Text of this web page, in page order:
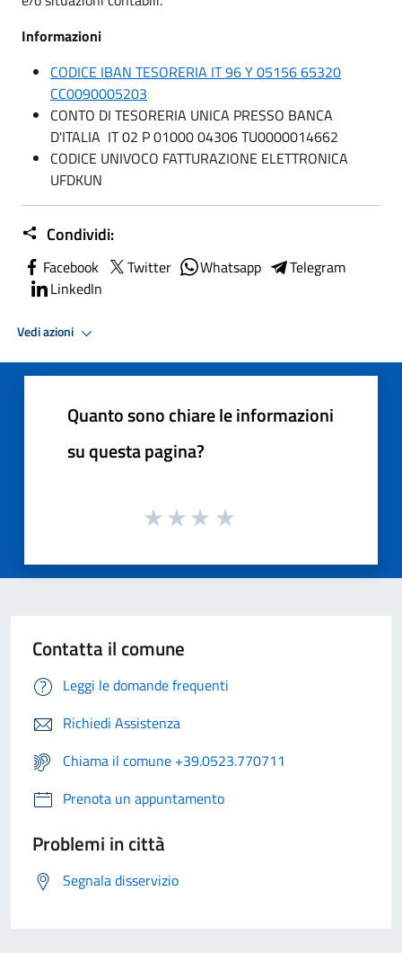
Informazioni
CODICE IBAN TESORERIA IT 96 Y 05156 65320
CC0090005203
CONTO DI TESORERIA UNICA PRESSO BANCA
D'ITALIA IT 02 P 01000 04306 TU0000014662
CODICE UNIVOCO FATTURAZIONE ELETTRONICA
UFDKUN
Condividi:
Facebook Twitter Whatsapp
Telegram
LinkedIn
Vedi azioni
Quanto sono chiare le informazioni
su questa pagina?
Contatta il comune
Leggi le domande frequenti
Richiedi Assistenza
Chiama il comune +39.0523.770711
Prenota un appuntamento
Problemi in città
Segnala disservizio